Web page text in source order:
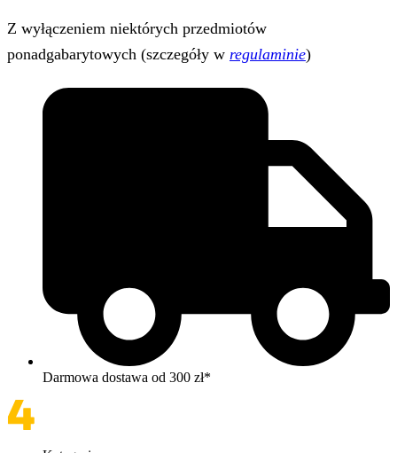
Z wyłączeniem niektórych przedmiotów
ponadgabarytowych (szczegóły w regulaminie)
Darmowa dostawa od 300 zł*